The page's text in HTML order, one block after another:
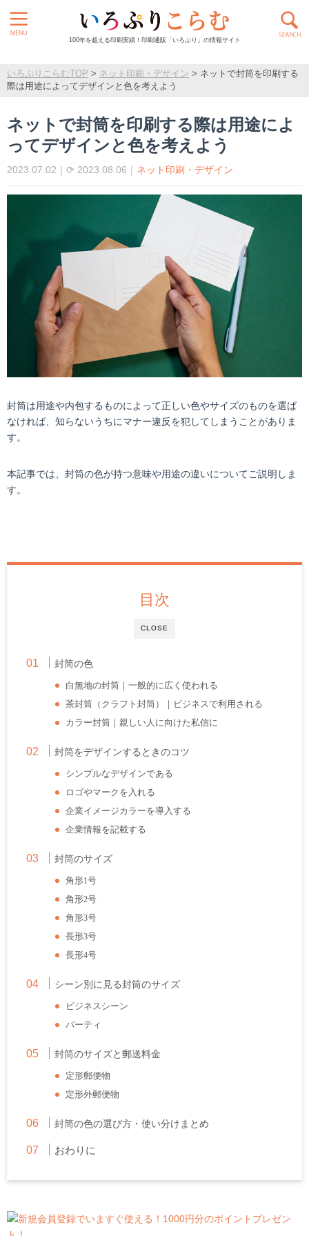
100年を超える印刷実績！印刷通販「いろぷり」の情報サイト
いろぷりこらむTOP > ネット印刷・デザイン > ネットで封筒を印刷する
際は用途によってデザインと色を考えよう
ネットで封筒を印刷する際は用途によ
ってデザインと色を考えよう
2023.07.02｜⟳ 2023.08.06｜ ネット印刷・デザイン
封筒は用途や内包するものによって正しい色やサイズのものを選ば
なければ、知らないうちにマナー違反を犯してしまうことがありま
す。
本記事では、封筒の色が持つ意味や用途の違いについてご説明しま
す。
CLOSE
目次
封筒の色
白無地の封筒｜一般的に広く使われる
茶封筒（クラフト封筒）｜ビジネスで利用される
カラー封筒｜親しい人に向けた私信に
封筒をデザインするときのコツ
シンプルなデザインである
ロゴやマークを入れる
企業イメージカラーを導入する
企業情報を記載する
封筒のサイズ
角形1号
角形2号
角形3号
長形3号
長形4号
シーン別に見る封筒のサイズ
ビジネスシーン
パーティ
封筒のサイズと郵送料金
定形郵便物
定形外郵便物
封筒の色の選び方・使い分けまとめ
おわりに